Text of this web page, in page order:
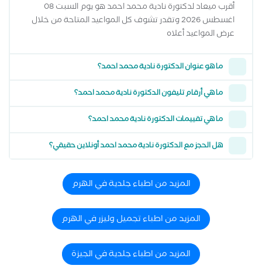
أقرب ميعاد لدكتورة نادية محمد احمد هو يوم السبت 08
اغسطس 2026 وتقدر تشوف كل المواعيد المتاحة من خلال
عرض المواعيد أعلاه
ما هو عنوان الدكتورة نادية محمد احمد؟
ما هي أرقام تليفون الدكتورة نادية محمد احمد؟
ما هي تقييمات الدكتورة نادية محمد احمد؟
هل الحجز مع الدكتورة نادية محمد احمد أونلاين حقيقي؟
المزيد من اطباء جلدية في الهرم
المزيد من اطباء تجميل وليزر في الهرم
المزيد من اطباء جلدية في الجيزة